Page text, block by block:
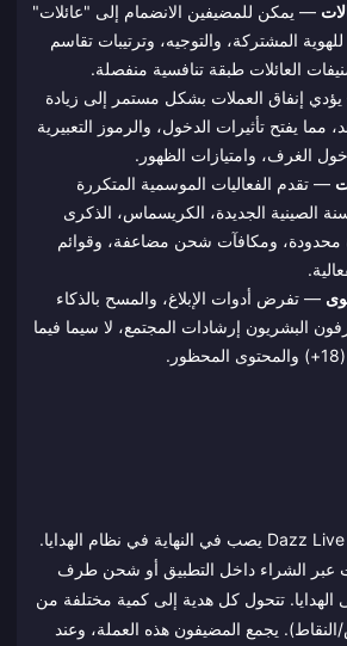
— يمكن للمضيفين الانضمام إلى "عائلات"
المشتركة، والتوجيه، وترتيبات تقاسم
العائلات طبقة تنافسية منفصلة.
إنفاق العملات بشكل مستمر إلى زيادة
مما يفتح تأثيرات الدخول، والرموز التعبيرية
الغرف، وامتيازات الظهور.
— تقدم الفعاليات الموسمية المتكررة
الصينية الجديدة، الكريسماس، الذكرى
محدودة، ومكافآت شحن مضاعفة، وقوائم
— تفرض أدوات الإبلاغ، والمسح بالذكاء
البشريون إرشادات المجتمع، لا سيما فيما
كل إجراء اقتصادي في Dazz Live يصب في النهاية في نظام الهدايا.
عبر الشراء داخل التطبيق أو شحن طرف
الهدايا. تتحول كل هدية إلى كمية مختلفة من
يجمع المضيفون هذه العملة، وعند